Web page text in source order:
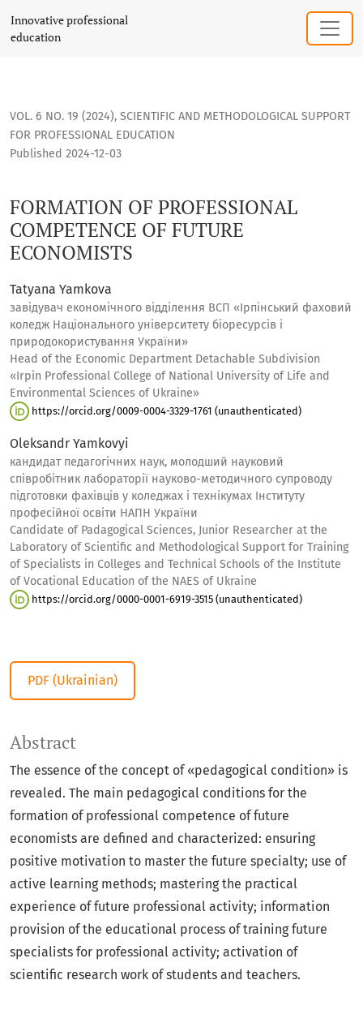
FORMATION OF PROFESSIONAL COMPETENCE OF FUTURE
Innovative professional
education
VOL. 6 NO. 19 (2024), SCIENTIFIC AND METHODOLOGICAL SUPPORT
FOR PROFESSIONAL EDUCATION
FORMATION OF PROFESSIONAL
COMPETENCE OF FUTURE
ECONOMISTS
Published 2024-12-03
Tatyana Yamkova
завідувач економічного відділення ВСП «Ірпінський фаховий
коледж Національного університету біоресурсів і
природокористування України»
Head of the Economic Department Detachable Subdivision
«Irpin Professional College of National University of Life and
Environmental Sciences of Ukraine»
https://orcid.org/0009-0004-3329-1761 (unauthenticated)
Oleksandr Yamkovyi
кандидат педагогічних наук, молодший науковий
співробітник лабораторії науково-методичного супроводу
підготовки фахівців у коледжах і технікумах Інституту
професійної освіти НАПН України
Candidate of Padagogical Sciences, Junior Researcher at the
Laboratory of Scientific and Methodological Support for Training
of Specialists in Colleges and Technical Schools of the Institute
of Vocational Education of the NAES of Ukraine
https://orcid.org/0000-0001-6919-3515 (unauthenticated)
PDF (Ukrainian)
Abstract
The essence of the concept of «pedagogical condition» is
revealed. The main pedagogical conditions for the
formation of professional competence of future
economists are defined and characterized: ensuring
positive motivation to master the future specialty; use of
active learning methods; mastering the practical
experience of future professional activity; information
provision of the educational process of training future
specialists for professional activity; activation of
scientific research work of students and teachers.